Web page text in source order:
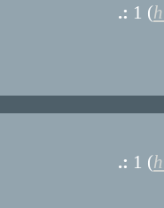
.: 1 (
.: 1 (